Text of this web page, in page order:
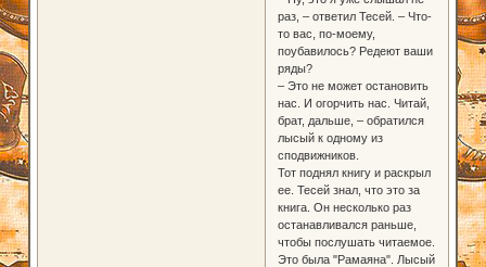
раз, – ответил Тесей. – Что-
то вас, по-моему,
поубавилось? Редеют ваши
ряды?
– Это не может остановить
нас. И огорчить нас. Читай,
брат, дальше, – обратился
лысый к одному из
сподвижников.
Тот поднял книгу и раскрыл
ее. Тесей знал, что это за
книга. Он несколько раз
останавливался раньше,
чтобы послушать читаемое.
Это была "Рамаяна". Лысый